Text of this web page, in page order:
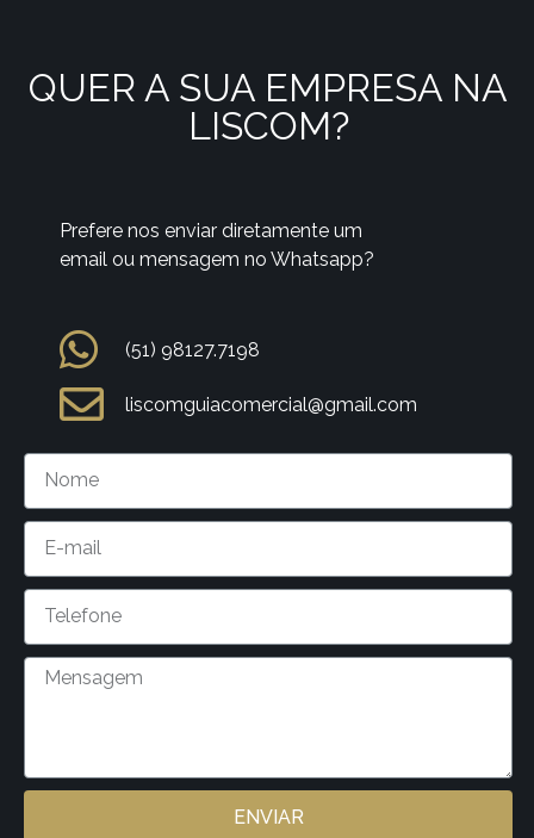
QUER A SUA EMPRESA NA
LISCOM?
Prefere nos enviar diretamente um
email ou mensagem no Whatsapp?
(51) 98127.7198
liscomguiacomercial@gmail.com
ENVIAR